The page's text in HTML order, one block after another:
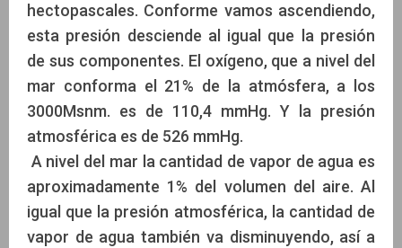
hectopascales. Conforme vamos ascendiendo,
esta presión desciende al igual que la presión
de sus componentes. El oxígeno, que a nivel del
mar conforma el 21% de la atmósfera, a los
3000Msnm. es de 110,4 mmHg. Y la presión
atmosférica es de 526 mmHg.
A nivel del mar la cantidad de vapor de agua es
aproximadamente 1% del volumen del aire. Al
igual que la presión atmosférica, la cantidad de
vapor de agua también va disminuyendo, así a